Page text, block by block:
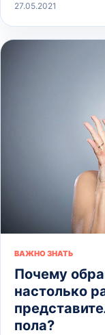
27.05.2021
ВАЖНО ЗНАТЬ
Почему
настолько
пола?